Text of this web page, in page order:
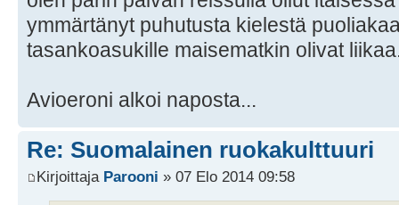
ymmärtänyt puhutusta kielestä
tasankoasukille maisematkin olivat
Avioeroni alkoi naposta...
Re: Suomalainen ruokakulttuuri
Kirjoittaja Parooni » 07 Elo 2014 09:58